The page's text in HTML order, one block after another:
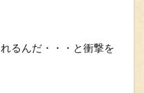
るんだ・・・ と衝撃を